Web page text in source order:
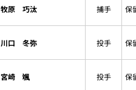
牧原 巧汰 捕手 保
川口 冬弥 投手 保
宮崎 颯 投手 保